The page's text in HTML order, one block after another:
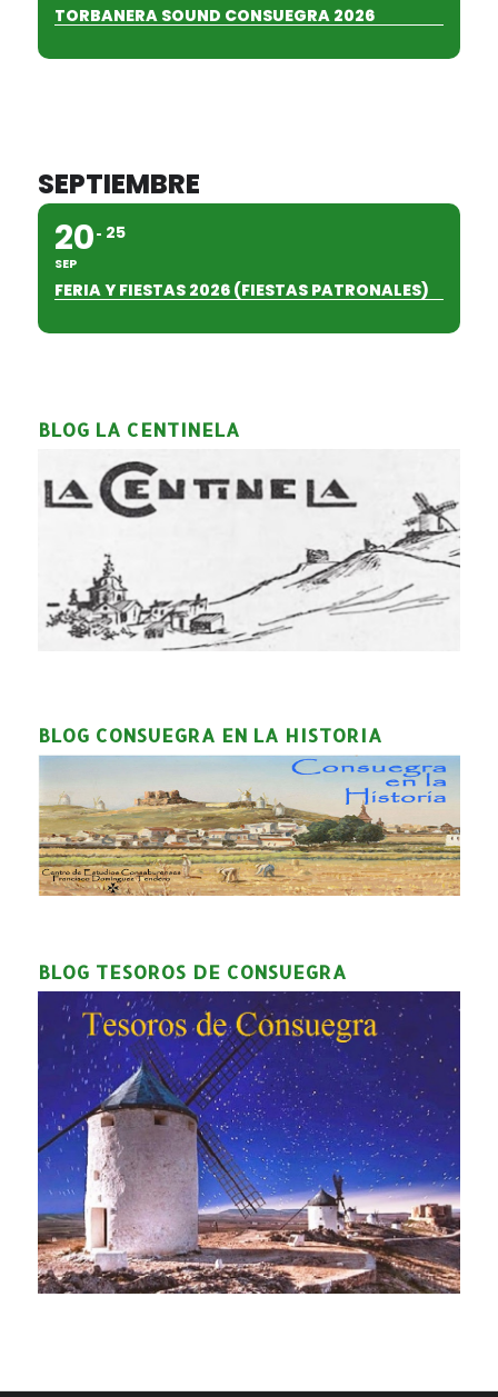
TORBANERA SOUND CONSUEGRA 2026
SEPTIEMBRE
20
SEP
25
FERIA Y FIESTAS 2026 (FIESTAS PATRONALES)
BLOG LA CENTINELA
BLOG CONSUEGRA EN LA HISTORIA
BLOG TESOROS DE CONSUEGRA